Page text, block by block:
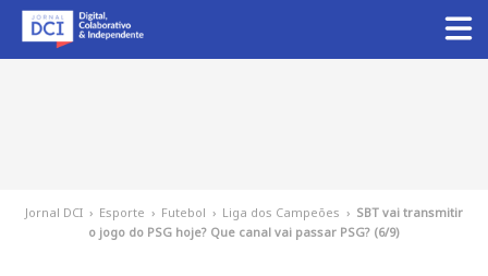
Jornal DCI › Esporte › Futebol › Liga dos Campeões › SBT vai transmitir
o jogo do PSG hoje? Que canal vai passar PSG? (6/9)